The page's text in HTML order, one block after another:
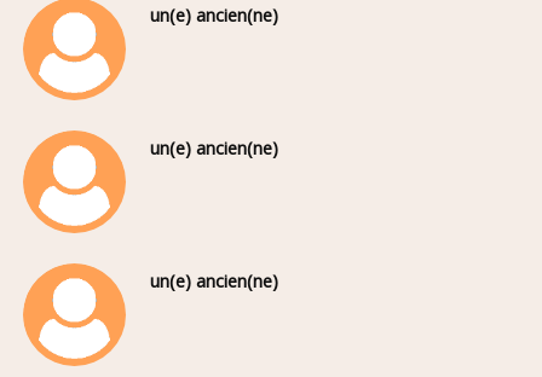
un(e) ancien(ne)
un(e) ancien(ne)
un(e) ancien(ne)